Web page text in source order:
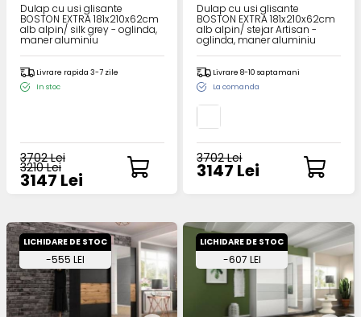
Dulap cu usi glisante
BOSTON EXTRA 181x210x62cm
alb alpin/ silk grey - oglinda,
maner aluminiu
Livrare rapida 3-7 zile
In stoc
3702 Lei
3210 Lei
3147 Lei
Dulap cu usi glisante
BOSTON EXTRA 181x210x62cm
alb alpin/ stejar Artisan -
oglinda, maner aluminiu
Livrare 8-10 saptamani
La comanda
3702 Lei
3147 Lei
LICHIDARE DE STOC
-555 LEI
LICHIDARE DE STOC
-607 LEI